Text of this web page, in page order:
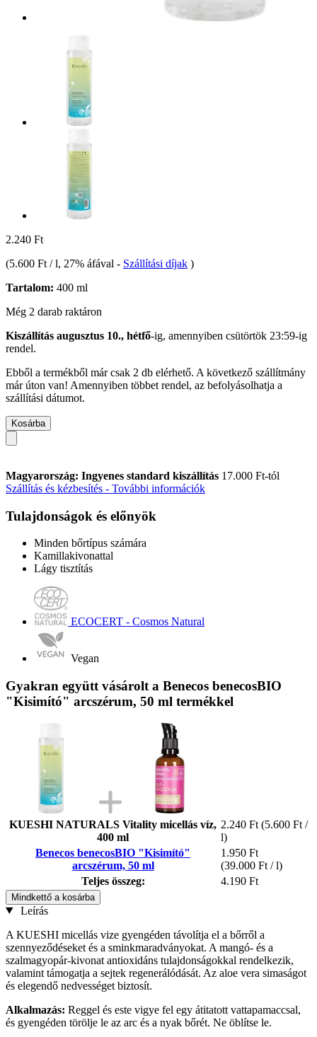
2.240 Ft
(5.600 Ft / l, 27% áfával - Szállítási díjak )
Tartalom: 400 ml
Még 2 darab raktáron
Kiszállítás augusztus 10., hétfő-ig, amennyiben csütörtök 23:59-ig
rendel.
Ebből a termékből már csak 2 db elérhető. A következő szállítmány
már úton van! Amennyiben többet rendel, az befolyásolhatja a
szállítási dátumot.
Kosárba
Magyarország: Ingyenes standard kiszállítás 17.000 Ft-tól
Szállítás és kézbesítés - További információk
Tulajdonságok és előnyök
Minden bőrtípus számára
Kamillakivonattal
Lágy tisztítás
ECOCERT - Cosmos Natural
Vegan
Gyakran együtt vásárolt a Benecos benecosBIO
"Kisimító" arcszérum, 50 ml termékkel
KUESHI NATURALS Vitality micellás víz,
400 ml
2.240 Ft (5.600 Ft /
l)
Benecos benecosBIO "Kisimító"
arcszérum, 50 ml
1.950 Ft
(39.000 Ft / l)
Teljes összeg:
4.190 Ft
Mindkettő a kosárba
Leírás
A KUESHI micellás vize gyengéden távolítja el a bőrről a
szennyeződéseket és a sminkmaradványokat. A mangó- és a
szalmagyopár-kivonat antioxidáns tulajdonságokkal rendelkezik,
valamint támogatja a sejtek regenerálódását. Az aloe vera simaságot
és elegendő nedvességet biztosít.
Alkalmazás: Reggel és este vigye fel egy átitatott vattapamaccsal,
és gyengéden törölje le az arc és a nyak bőrét. Ne öblítse le.